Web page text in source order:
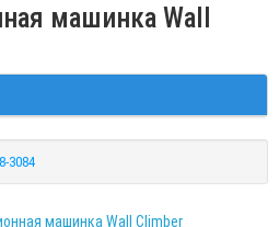
машинка Wall
3084